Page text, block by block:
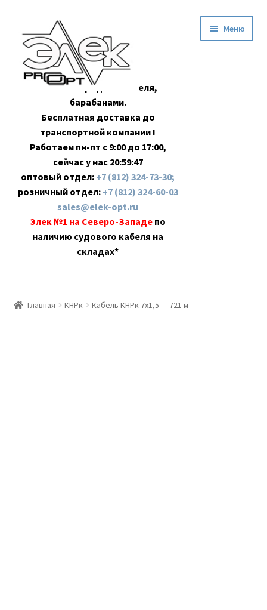
навигации
содержимому
Оптовая продажа кабеля,
барабанами.
Бесплатная доставка до
транспортной компании !
Работаем пн-пт с 9:00 до 17:00,
сейчас у нас 20:59:48
оптовый отдел: +7 (812) 324-73-30;
розничный отдел: +7 (812) 324-60-03
sales@elek-opt.ru
Элек №1 на Северо-Западе по
наличию судового кабеля на
складах*
Меню
Главная КНРк Кабель КНРк 7х1,5 — 721 м